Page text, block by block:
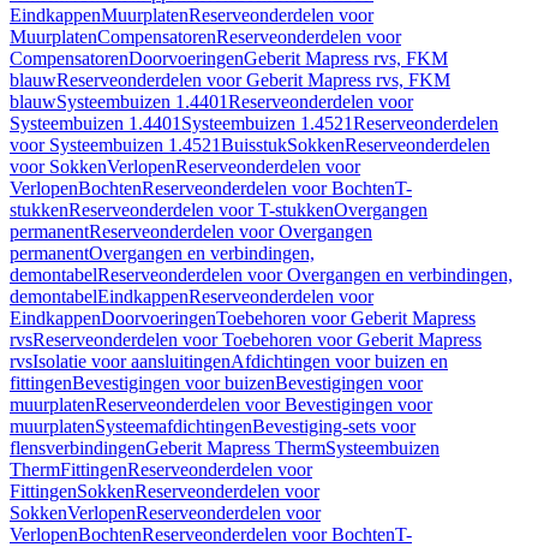
EindkappenMuurplatenReserveonderdelen voor
MuurplatenCompensatorenReserveonderdelen voor
CompensatorenDoorvoeringenGeberit Mapress rvs, FKM
blauwReserveonderdelen voor Geberit Mapress rvs, FKM
blauwSysteembuizen 1.4401Reserveonderdelen voor
Systeembuizen 1.4401 Systeembuizen 1.4521Reserveonderdelen
voor Systeembuizen 1.4521BuisstukSokkenReserveonderdelen
voor SokkenVerlopenReserveonderdelen voor
VerlopenBochtenReserveonderdelen voor BochtenT-
stukkenReserveonderdelen voor T-stukkenOvergangen
permanentReserveonderdelen voor Overgangen
permanentOvergangen en verbindingen,
demontabelReserveonderdelen voor Overgangen en verbindingen,
demontabelEindkappenReserveonderdelen voor
EindkappenDoorvoeringenToebehoren voor Geberit Mapress
rvsReserveonderdelen voor Toebehoren voor Geberit Mapress
rvsIsolatie voor aansluitingenAfdichtingen voor buizen en
fittingenBevestigingen voor buizenBevestigingen voor
muurplatenReserveonderdelen voor Bevestigingen voor
muurplatenSysteemafdichtingenBevestiging-sets voor
flensverbindingenGeberit Mapress ThermSysteembuizen
ThermFittingenReserveonderdelen voor
FittingenSokkenReserveonderdelen voor
SokkenVerlopenReserveonderdelen voor
VerlopenBochtenReserveonderdelen voor BochtenT-